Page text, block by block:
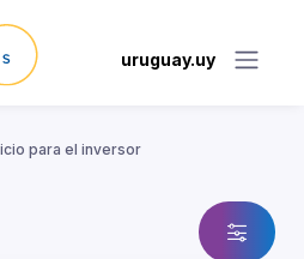
uruguay.uy
para el inversor